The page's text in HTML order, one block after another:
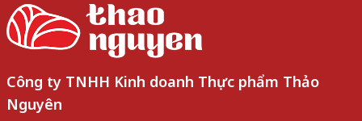
Công ty TNHH Kinh doanh Thực phẩm Thảo
Nguyên